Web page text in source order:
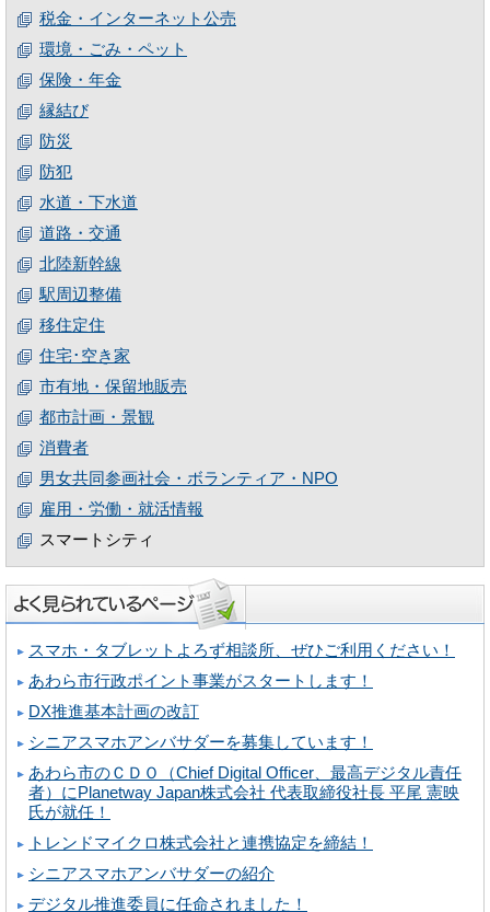
税金・インターネット公売
環境・ごみ・ペット
保険・年金
縁結び
防災
防犯
水道・下水道
道路・交通
北陸新幹線
駅周辺整備
移住定住
住宅･空き家
市有地・保留地販売
都市計画・景観
消費者
男女共同参画社会・ボランティア・NPO
雇用・労働・就活情報
スマートシティ
スマホ・タブレットよろず相談所、ぜひご利用ください！
あわら市行政ポイント事業がスタートします！
DX推進基本計画の改訂
シニアスマホアンバサダーを募集しています！
あわら市のＣＤＯ（Chief Digital Officer、最高デジタル責任
者）にPlanetway Japan株式会社 代表取締役社長 平尾 憲映
氏が就任！
トレンドマイクロ株式会社と連携協定を締結！
シニアスマホアンバサダーの紹介
デジタル推進委員に任命されました！